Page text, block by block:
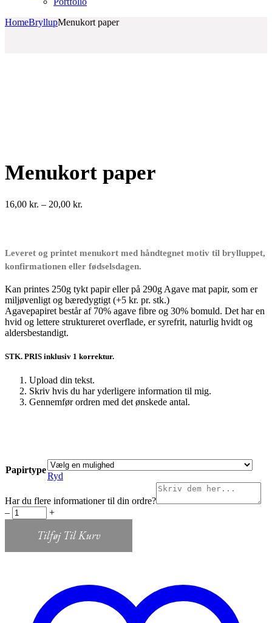
HomeBryllupMenukort paper
Menukort paper
16,00 kr. – 20,00 kr.
Leveret og printet menukort med håndtegnet motiv til brylluppet,
konfirmationen eller fødselsdagen.
Kan printes 250g tykt papir eller på 290g Agave mat papir, som er
miljøvenligt og bæredygtigt (+5 kr. pr. stk.)
Agavepapiret består af 70% agave fibre og 30% bomuld. Det har en
hvid og lettere struktureret overflade, er syrefrit, naturlig hvidt og
aldersbestandigt.
STK. PRIS inklusiv 1 korrektur.
Upload din tekst.
Skriv hvis du har yderligere information til mig.
Gennemfør ordren med det ønskede antal.
Papirtype
Ryd
Har du flere informationer til din ordre?
Menukort
paper
‒ +
Tilføj Til Kurv